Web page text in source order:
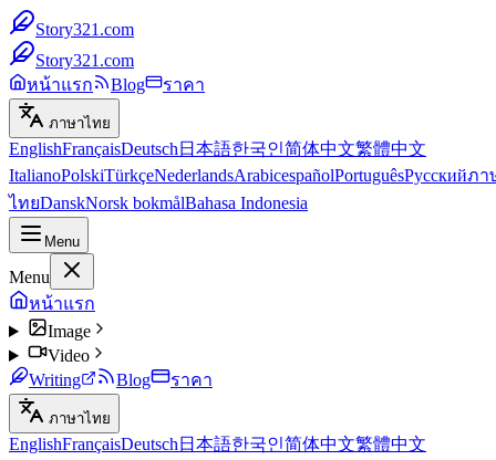
Story321.com
Story321.com
หน้าแรก
Blog ราคา
ภาษาไทย
EnglishFrançaisDeutsch 日本語한국인简体中文繁體中文
ItalianoPolskiTürkçeNederlandsArabicespañolPortuguêsРусскийภา
ไทยDanskNorsk bokmålBahasa Indonesia
Menu
Menu
หน้าแรก
Image
Video
Writing
Blog ราคา
ภาษาไทย
EnglishFrançaisDeutsch 日本語한국인简体中文繁體中文